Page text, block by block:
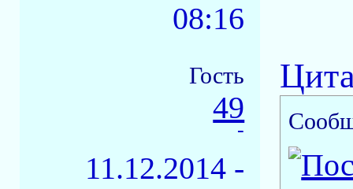
08:16
Гость
49
-
11.12.2014 -